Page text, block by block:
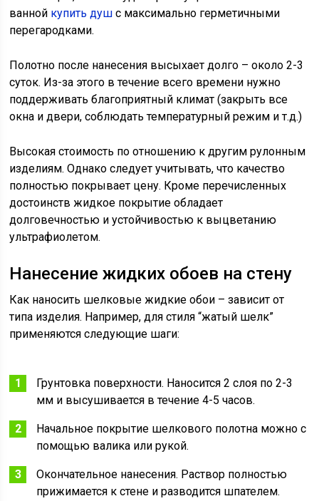
ванной купить душ с максимально герметичными
перегародками.
Полотно после нанесения высыхает долго – около 2-3
суток. Из-за этого в течение всего времени нужно
поддерживать благоприятный климат (закрыть все
окна и двери, соблюдать температурный режим и т.д.)
Высокая стоимость по отношению к другим рулонным
изделиям. Однако следует учитывать, что качество
полностью покрывает цену. Кроме перечисленных
достоинств жидкое покрытие обладает
долговечностью и устойчивостью к выцветанию
ультрафиолетом.
Нанесение жидких обоев на стену
Как наносить шелковые жидкие обои – зависит от
типа изделия. Например, для стиля “жатый шелк”
применяются следующие шаги:
Грунтовка поверхности. Наносится 2 слоя по 2-3
мм и высушивается в течение 4-5 часов.
Начальное покрытие шелкового полотна можно с
помощью валика или рукой.
Окончательное нанесения. Раствор полностью
прижимается к стене и разводится шпателем.